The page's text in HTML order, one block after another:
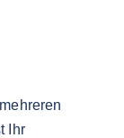
Ihr